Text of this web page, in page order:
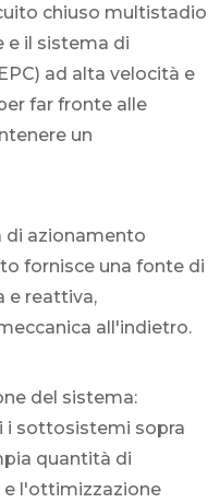
chiuso multistadio
e il sistema di
ad alta velocità e
far fronte alle
un
di azionamento
fornisce una fonte di
e reattiva,
all'indietro.
del sistema:
sottosistemi sopra
quantità di
e l'ottimizzazione